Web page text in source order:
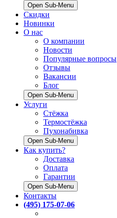
Open Sub-Menu
Скидки
Новинки
О нас
О компании
Новости
Популярные вопросы
Отзывы
Вакансии
Блог
Open Sub-Menu
Услуги
Стёжка
Термостёжка
Пухонабивка
Open Sub-Menu
Как купить?
Доставка
Оплата
Гарантии
Open Sub-Menu
Контакты
(495) 175-07-06